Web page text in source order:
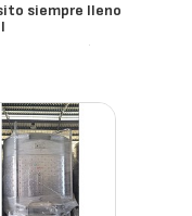
siempre lleno
- España